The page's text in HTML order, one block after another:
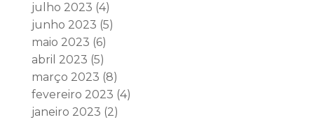
julho 2023 (4)
junho 2023 (5)
maio 2023 (6)
abril 2023 (5)
março 2023 (8)
fevereiro 2023 (4)
janeiro 2023 (2)